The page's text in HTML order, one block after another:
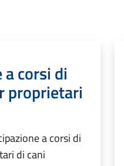
corsi di
proprietari
a corsi di
di cani